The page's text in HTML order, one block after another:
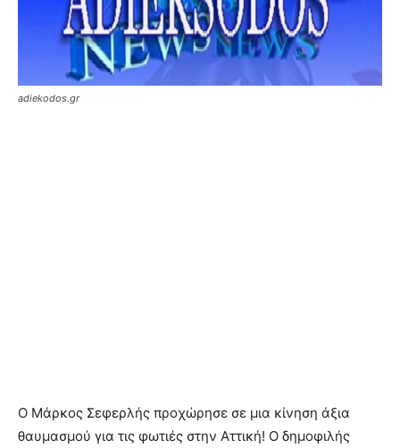
adiekodos.gr
Ο Μάρκος Σεφερλής προχώρησε σε μια κίνηση άξια
θαυμασμού για τις φωτιές στην Αττική! Ο δημοφιλής